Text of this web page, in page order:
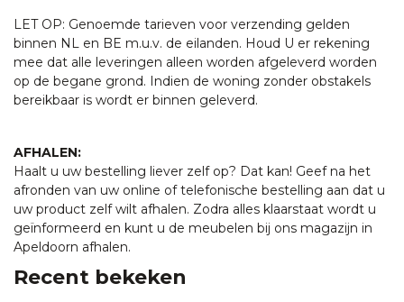
LET OP: Genoemde tarieven voor verzending gelden
binnen NL en BE m.u.v. de eilanden. Houd U er rekening
mee dat alle leveringen alleen worden afgeleverd worden
op de begane grond. Indien de woning zonder obstakels
bereikbaar is wordt er binnen geleverd.
AFHALEN:
Haalt u uw bestelling liever zelf op? Dat kan! Geef na het
afronden van uw online of telefonische bestelling aan dat u
uw product zelf wilt afhalen. Zodra alles klaarstaat wordt u
geïnformeerd en kunt u de meubelen bij ons magazijn in
Apeldoorn afhalen.
Recent bekeken